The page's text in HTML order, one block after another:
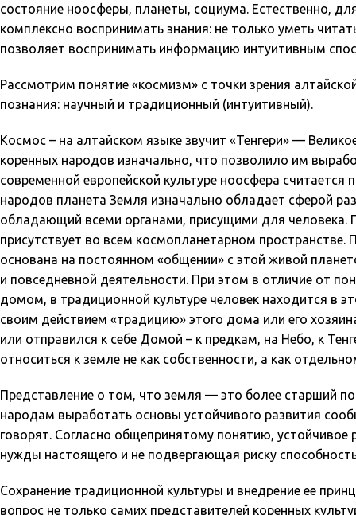
состояние ноосферы, планеты, социума. Естественно,
комплексно воспринимать знания: не только уметь
позволяет воспринимать информацию интуитивным
Рассмотрим понятие «космизм» с точки зрения
познания: научный и традиционный (интуитивный).
Космос – на алтайском языке звучит «Тенгери» —
коренных народов изначально, что позволило им
современной европейской культуре ноосфера
народов планета Земля изначально обладает сферой
обладающий всеми органами, присущими для человека.
присутствует во всем космопланетарном пространстве.
основана на постоянном «общении» с этой живой
и повседневной деятельности. При этом в отличие от
домом, в традиционной культуре человек находится в
своим действием «традицию» этого дома или его
или отправился к себе Домой – к предкам, на Небо, к
относиться к земле не как собственности, а как
Представление о том, что земля — это более старший
народам выработать основы устойчивого развития
говорят. Согласно общепринятому понятию,
нужды настоящего и не подвергающая риску
Сохранение традиционной культуры и внедрение ее
вопрос не только самих представителей коренных